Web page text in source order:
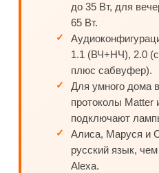
до 35 Вт, для
65 Вт.
1.1 (ВЧ+НЧ), 2.0
плюс сабвуфер).
Для умного дома
протоколы Matter
подключают
Алиса, Маруся и
русский язык,
Alexa.